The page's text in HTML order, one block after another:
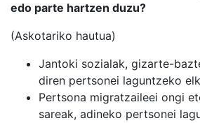
edo parte hartzen duzu?
(Askotariko hautua)
Jantoki sozialak, gizarte-
diren pertsonei laguntzeko
Pertsona migratzaileei ongi
sareak, adineko pertsonei